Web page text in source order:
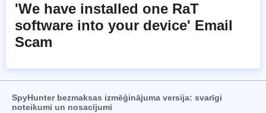
'We have installed one RaT
software into your device' Email
Scam
SpyHunter bezmaksas izmēģinājuma versija: svarīgi
noteikumi un nosacījumi